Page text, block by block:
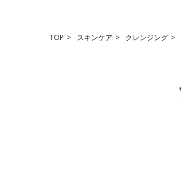
TOP スキンケア クレンジング